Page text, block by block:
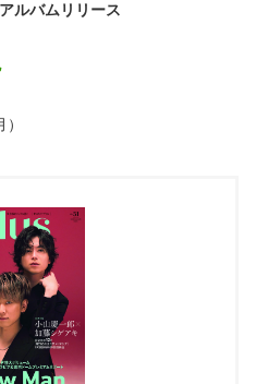
ルバムリリース